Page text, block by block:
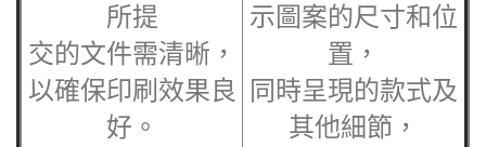
所提
交的文件需清晰，
以確保印刷效果良
好。
示圖案的尺寸和位
置，
同時呈現的款式及
其他細節，